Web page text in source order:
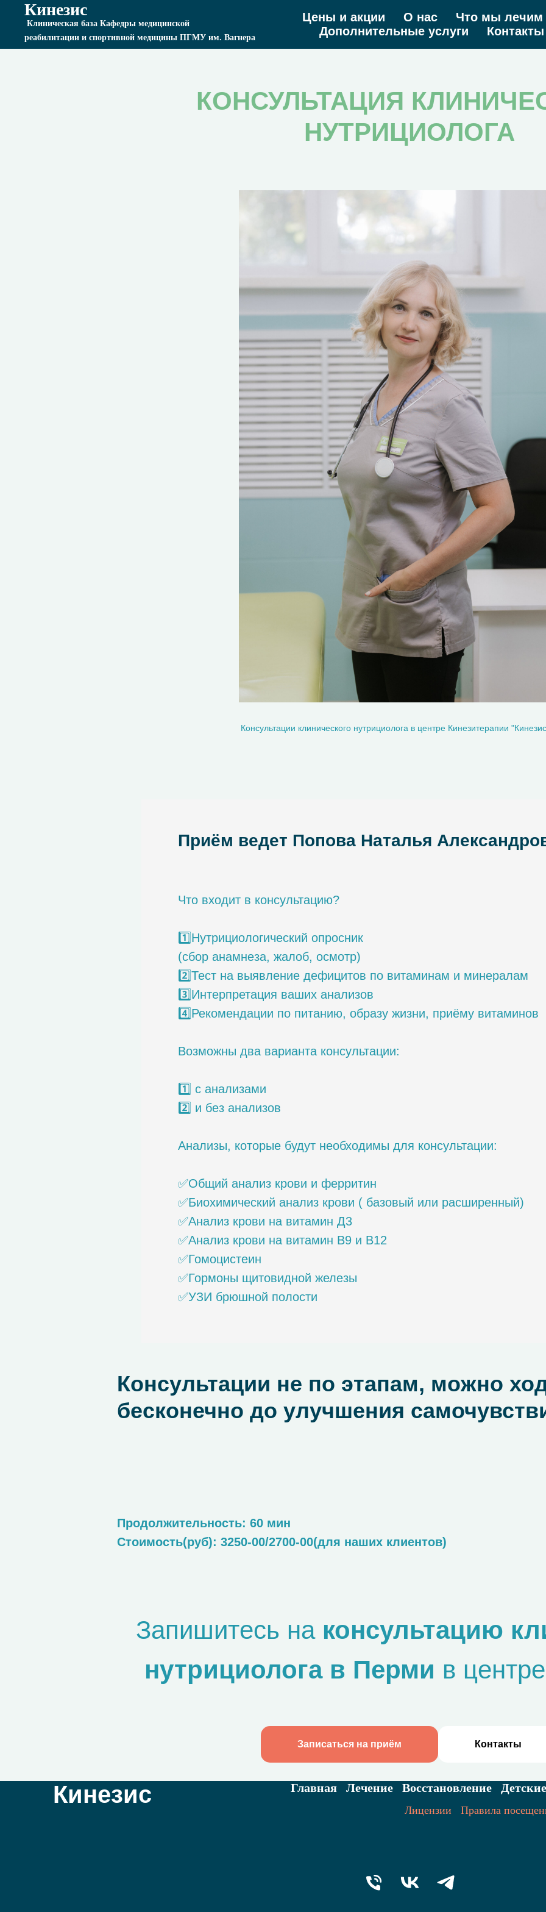
Кинезис
Клиническая база Кафедры медицинской
реабилитации и спортивной медицины ПГМУ им. Вагнера
Цены и акции О нас
Что мы лечим
Дополнительные услуги
Контакты
КОНСУЛЬТАЦИЯ
НУТРИЦИОЛОГА
Консультации клинического нутрициолога в центре Кинезитерапии
Приём ведет Попова Наталья
Что входит в консультацию?
1️⃣Нутрициологический опросник
(сбор анамнеза, жалоб, осмотр)
2️⃣Тест на выявление дефицитов по витаминам и минералам
3️⃣Интерпретация ваших анализов
4️⃣Рекомендации по питанию, образу жизни, приёму витаминов
Возможны два варианта консультации:
1️⃣ с анализами
2️⃣ и без анализов
Анализы, которые будут необходимы для консультации:
✅Общий анализ крови и ферритин
✅Биохимический анализ крови ( базовый или расширенный)
✅Анализ крови на витамин Д3
✅Анализ крови на витамин В9 и В12
✅Гомоцистеин
✅Гормоны щитовидной железы
✅УЗИ брюшной полости
Консультации не по этапам, можно
бесконечно до улучшения
Продолжительность: 60 мин
Стоимость(руб): 3250-00/2700-00(для наших клиентов)
Запишитесь на консультацию
нутрициолога в Перми в
Записаться на приём Контакты
Кинезис Главная Лечение Восстановление
Лицензии Правила